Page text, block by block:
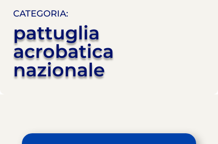
CATEGORIA:
pattuglia
acrobatica
nazionale